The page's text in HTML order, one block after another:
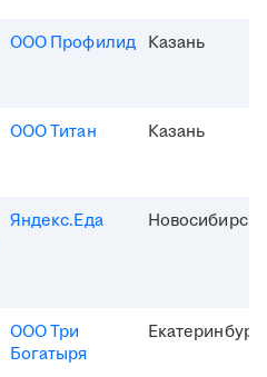
ООО Профилид Казань
ООО Титан Казань
Яндекс.Еда Новосибирск
ООО Три
Богатыря
Екатеринбург